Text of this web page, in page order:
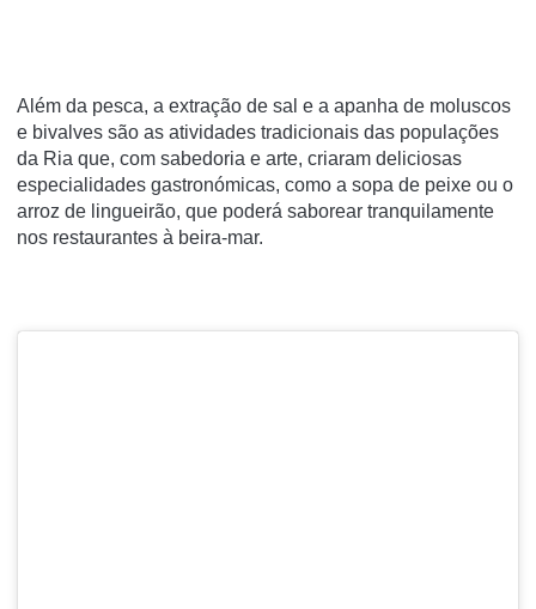
Além da pesca, a extração de sal e a apanha de moluscos
e bivalves são as atividades tradicionais das populações
da Ria que, com sabedoria e arte, criaram deliciosas
especialidades gastronómicas, como a sopa de peixe ou o
arroz de lingueirão, que poderá saborear tranquilamente
nos restaurantes à beira-mar.